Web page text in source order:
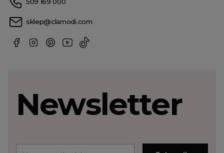
509 169 000
sklep@clamodi.com
Newsletter